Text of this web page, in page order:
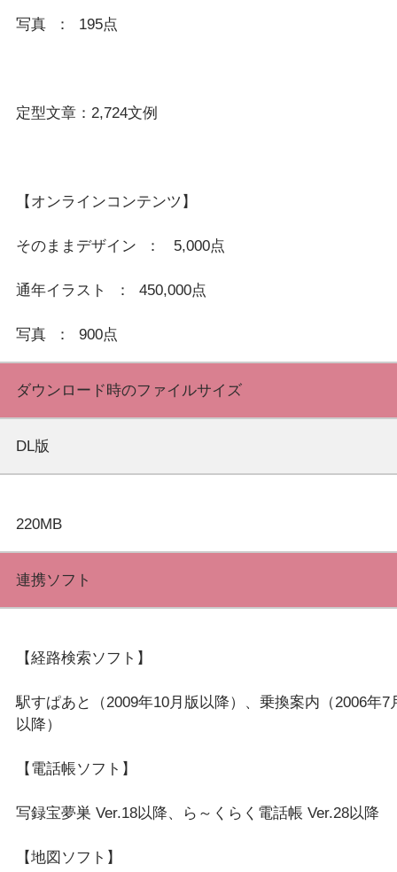
写真  ：  195点
定型文章：2,724文例
【オンラインコンテンツ】
そのままデザイン  ：   5,000点
通年イラスト  ：  450,000点
ダウンロード時のファイルサイズ
DL版
連携ソフト
【経路検索ソフト】
駅すぱあと（2009年10月版以降）、乗換案内（2006年7
以降）
【電話帳ソフト】
写録宝夢巣 Ver.18以降、ら～くらく電話帳 Ver.28以降
【地図ソフト】